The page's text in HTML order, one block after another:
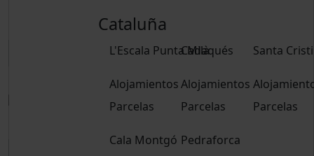
Cataluña
L'Escala Punta Milà
Alojamientos
Parcelas
Cadaqués
Alojamientos
Parcelas
Santa
Parcelas
Cala Montgó Pedraforca